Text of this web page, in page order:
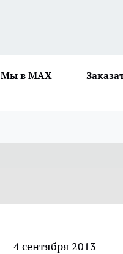
Мы в MAX
4 сентября 2013